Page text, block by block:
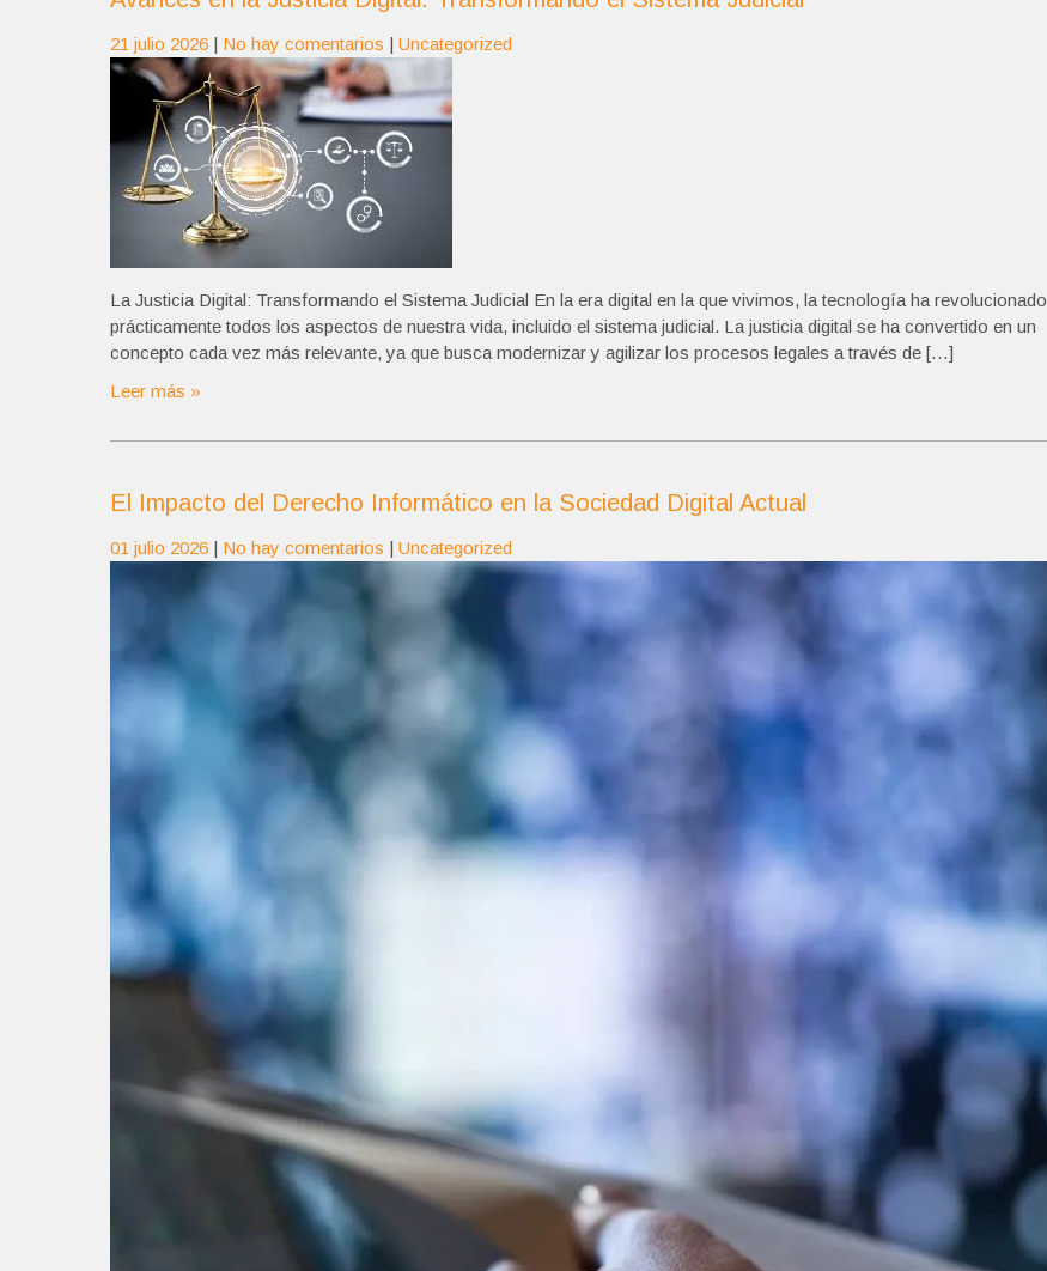
21 julio 2026 | No hay comentarios | Uncategorized
La Justicia Digital: Transformando el Sistema Judicial En la era digital en la que vivimos, la tecnología ha revolucionado
prácticamente todos los aspectos de nuestra vida, incluido el sistema judicial. La justicia digital se ha convertido en un
concepto cada vez más relevante, ya que busca modernizar y agilizar los procesos legales a través de […]
Leer más »
El Impacto del Derecho Informático en la Sociedad Digital Actual
01 julio 2026 | No hay comentarios | Uncategorized